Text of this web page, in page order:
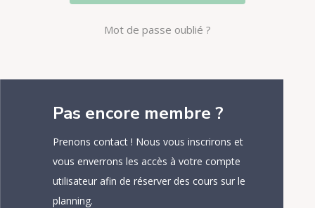
Mot de passe oublié ?
Pas encore membre ?
Prenons contact ! Nous vous inscrirons et
vous enverrons les accès à votre compte
utilisateur afin de réserver des cours sur le
planning.